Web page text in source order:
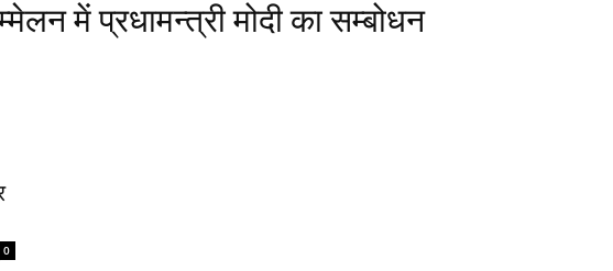
में प्रधामन्त्री मोदी का सम्बोधन
0